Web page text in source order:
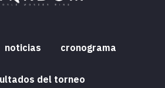
noticias cronograma
del torneo